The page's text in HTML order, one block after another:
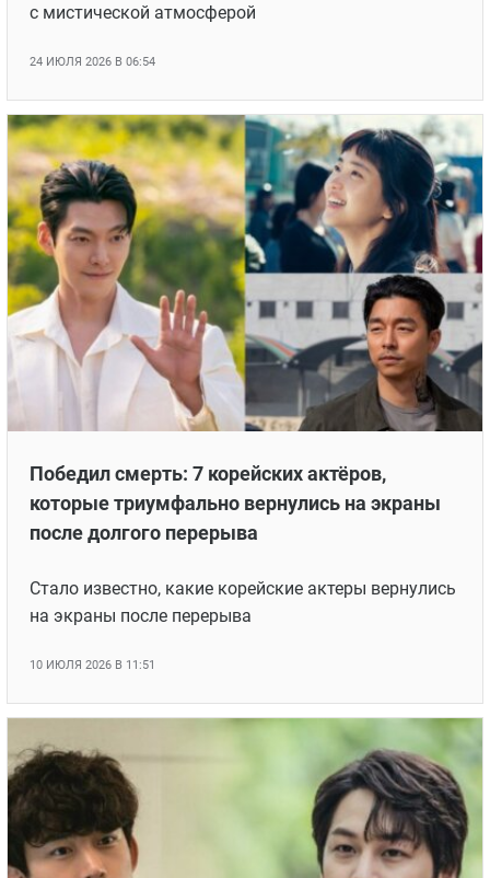
с мистической атмосферой
24 ИЮЛЯ 2026 В 06:54
Победил смерть: 7 корейских актёров,
которые триумфально вернулись на экраны
после долгого перерыва
Стало известно, какие корейские актеры вернулись
на экраны после перерыва
10 ИЮЛЯ 2026 В 11:51